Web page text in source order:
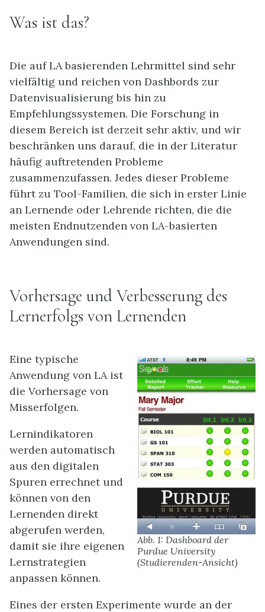
Was ist das?
Die auf LA basierenden Lehrmittel sind sehr
vielfältig und reichen von Dashbords zur
Datenvisualisierung bis hin zu
Empfehlungssystemen. Die Forschung in
diesem Bereich ist derzeit sehr aktiv, und wir
beschränken uns darauf, die in der Literatur
häufig auftretenden Probleme
zusammenzufassen. Jedes dieser Probleme
führt zu Tool-Familien, die sich in erster Linie
an Lernende oder Lehrende richten, die die
meisten Endnutzenden von LA-basierten
Anwendungen sind.
Vorhersage und Verbesserung des
Lernerfolgs von Lernenden
Abb. 1: Dashboard der
Purdue University
(Studierenden-Ansicht)
Eine typische
Anwendung von LA ist
die Vorhersage von
Misserfolgen.
Lernindikatoren
werden automatisch
aus den digitalen
Spuren errechnet und
können von den
Lernenden direkt
abgerufen werden,
damit sie ihre eigenen
Lernstrategien
anpassen können.
Eines der ersten Experimente wurde an der